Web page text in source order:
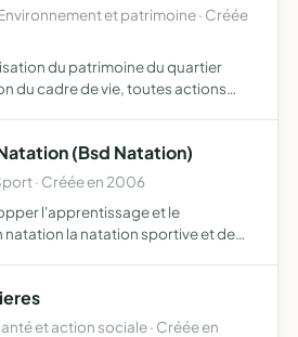
et patrimoine · Créée
du patrimoine du quartier
du cadre de vie, toutes actions
(Bsd Natation)
· Créée en 2006
l'apprentissage et le
la natation sportive et de
et action sociale · Créée en